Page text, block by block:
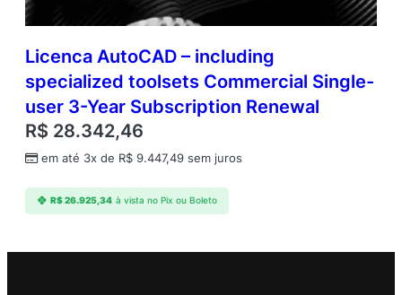
Licenca AutoCAD – including
specialized toolsets Commercial Single-
user 3-Year Subscription Renewal
R$ 28.342,46
em até 3x de R$ 9.447,49 sem juros
R$26.925,34 à vista no Pix ou Boleto